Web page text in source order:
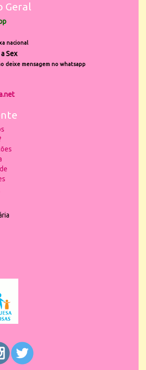
Geral
nacional
Sex
deixe mensagem no whatsapp